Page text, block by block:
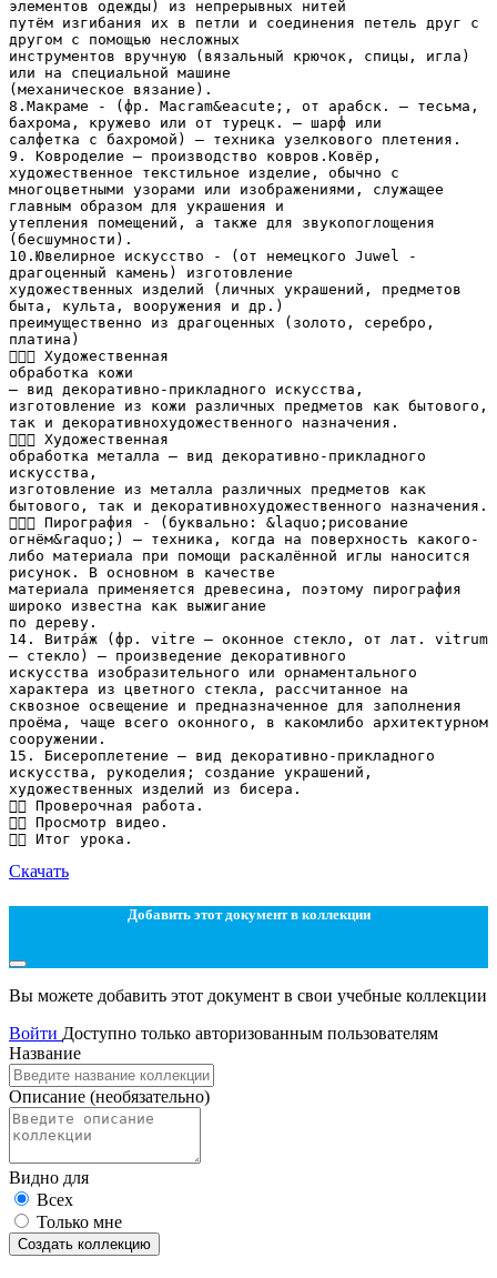
элементов одежды) из непрерывных нитей
путём изгибания их в петли и соединения петель друг с
другом с помощью несложных
инструментов вручную (вязальный крючок, спицы, игла)
или на специальной машине
(механическое вязание).
8.Макраме - (фр. Macram&eacute;, от арабск. — тесьма,
бахрома, кружево или от турецк. — шарф или
салфетка с бахромой) — техника узелкового плетения.
9. Ковроделие – производство ковров.Ковёр,
художественное текстильное изделие, обычно с
многоцветными узорами или изображениями, служащее
главным образом для украшения и
утепления помещений, а также для звукопоглощения
(бесшумности).
10.Ювелирное искусство - (от немецкого Juwel -
драгоценный камень) изготовление
художественных изделий (личных украшений, предметов
быта, культа, вооружения и др.)
преимущественно из драгоценных (золото, серебро,
платина)
 Художественная
обработка кожи
— вид декоративно-прикладного искусства,
изготовление из кожи различных предметов как бытового,
так и декоративнохудожественного назначения.
 Художественная
обработка металла — вид декоративно-прикладного
искусства,
изготовление из металла различных предметов как
бытового, так и декоративнохудожественного назначения.
 Пирография - (буквально: &laquo;рисование
огнём&raquo;) — техника, когда на поверхность какого-
либо материала при помощи раскалённой иглы наносится
рисунок. В основном в качестве
материала применяется древесина, поэтому пирография
широко известна как выжигание
по дереву.
14. Витра́ж (фр. vitre — оконное стекло, от лат. vitrum
— стекло) — произведение декоративного
искусства изобразительного или орнаментального
характера из цветного стекла, рассчитанное на
сквозное освещение и предназначенное для заполнения
проёма, чаще всего оконного, в какомлибо архитектурном
сооружении.
15. Бисероплетение — вид декоративно-прикладного
искусства, рукоделия; создание украшений,
художественных изделий из бисера.
 Проверочная работа.
 Просмотр видео.
Скачать
Добавить этот документ в коллекции
Вы можете добавить этот документ в свои учебные коллекции
Войти Доступно только авторизованным пользователям
Название
Описание (необязательно)
Видно для
Всех
Только мне
Создать коллекцию